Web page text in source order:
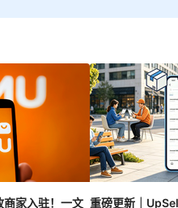
家入驻！一文 重磅更新｜